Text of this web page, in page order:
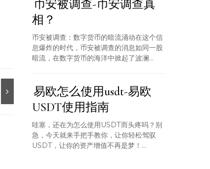
币安被调查-币安调查真
相？
币安被调查：数字货币的暗流涌动在这个信
息爆炸的时代，币安被调查的消息如同一股
暗流，在数字货币的海洋中掀起了波澜...
易欧怎么使用usdt-易欧
USDT使用指南
哇塞，还在为怎么使用USDT而头疼吗？别
急，今天就来手把手教你，让你轻松驾驭
USDT，让你的资产增值不再是梦！...